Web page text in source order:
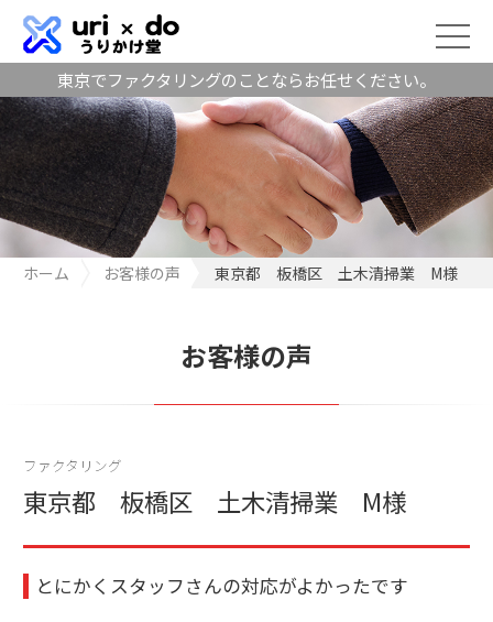
東京でファクタリングのことならお任せください。
ホーム お客様の声 東京都 板橋区 土木清掃業 M様
お客様の声
ファクタリング
東京都 板橋区 土木清掃業 M様
とにかくスタッフさんの対応がよかったです